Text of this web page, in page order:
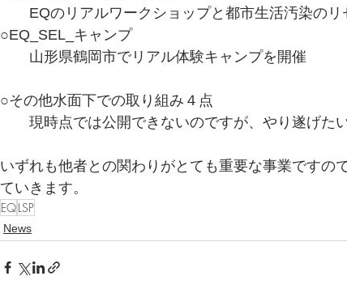
EQのリアルワークショップと都市生活汚染のリ
○EQ_SEL_キャンプ
山形県鶴岡市でリアル体験キャンプを開催
○その他水面下での取り組み４点
現時点では公開できないのですが、やり遂げた
いずれも他者との関わりがとても重要な事業ですの
ていきます。
EQLSP
News